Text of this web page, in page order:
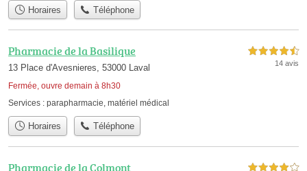
Horaires Téléphone
Pharmacie de la Basilique
13 Place d'Avesnieres, 53000 Laval
Fermée, ouvre demain à 8h30
4,5 étoiles sur 5
14 avis
Services : parapharmacie, matériel médical
Horaires Téléphone
Pharmacie de la Colmont 4,0 étoiles sur 5